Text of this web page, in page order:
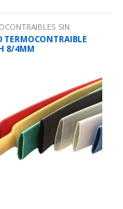
SIN
TERMOCONTRAIBLE
8/4MM